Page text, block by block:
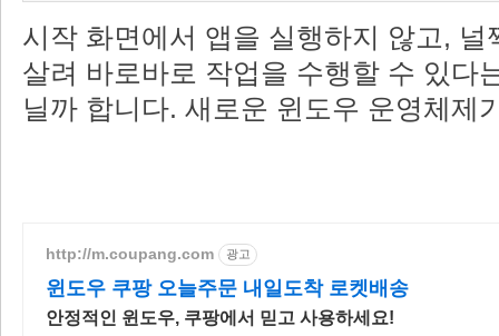
시작 화면에서 앱을 실행하지 않고, 널
살려 바로바로 작업을 수행할 수 있다
닐까 합니다. 새로운 윈도우 운영체제
http://m.coupang.com 광고
윈도우 쿠팡 오늘주문 내일도착 로켓배송
안정적인 윈도우, 쿠팡에서 믿고 사용하세요!